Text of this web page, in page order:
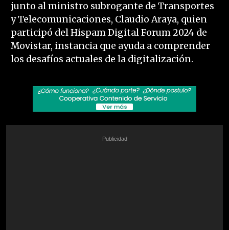
junto al ministro subrogante de Transportes
y Telecomunicaciones, Claudio Araya, quien
participó del Hispam Digital Forum 2024 de
Movistar, instancia que ayuda a comprender
los desafíos actuales de la digitalización.